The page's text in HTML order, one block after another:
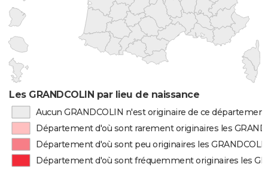
Les GRANDCOLIN par lieu de naissance
Aucun GRANDCOLIN n'est originaire de ce département
Département d'où sont rarement originaires les
Département d'où sont peu originaires les
Département d'où sont fréquemment originaires les